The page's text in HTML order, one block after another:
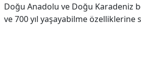
Doğu Anadolu ve Doğu Karadeniz
ve 700 yıl yaşayabilme özelliklerine